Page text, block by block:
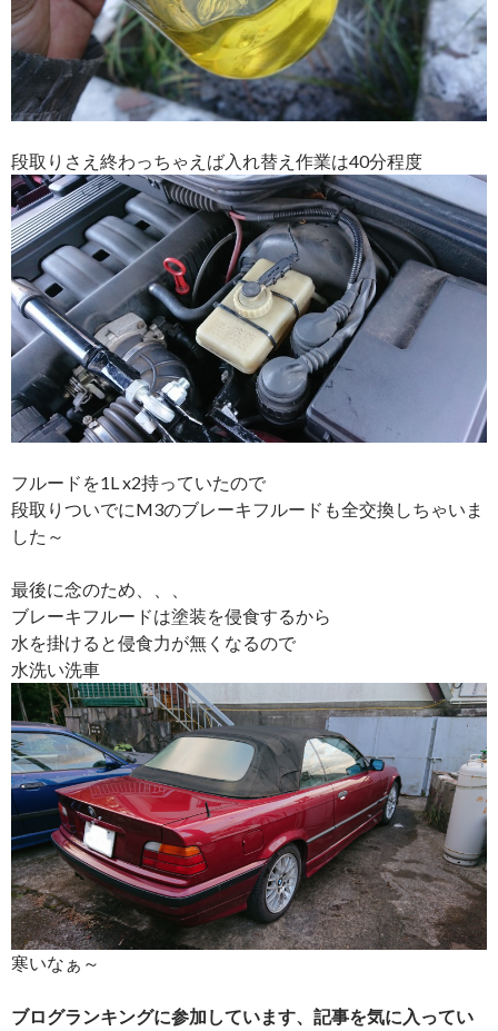
段取りさえ終わっちゃえば入れ替え作業は40分程度
フルードを1L x2持っていたので
段取りついでにM3のブレーキフルードも全交換しちゃいま
した～
最後に念のため、、、
ブレーキフルードは塗装を侵食するから
水を掛けると侵食力が無くなるので
水洗い洗車
寒いなぁ～
ブログランキングに参加しています、記事を気に入ってい